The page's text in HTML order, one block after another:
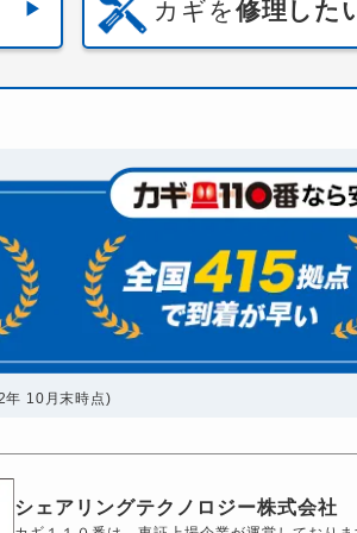
カギを修理した
年 10月末時点)
シェアリングテクノロジー株式会社